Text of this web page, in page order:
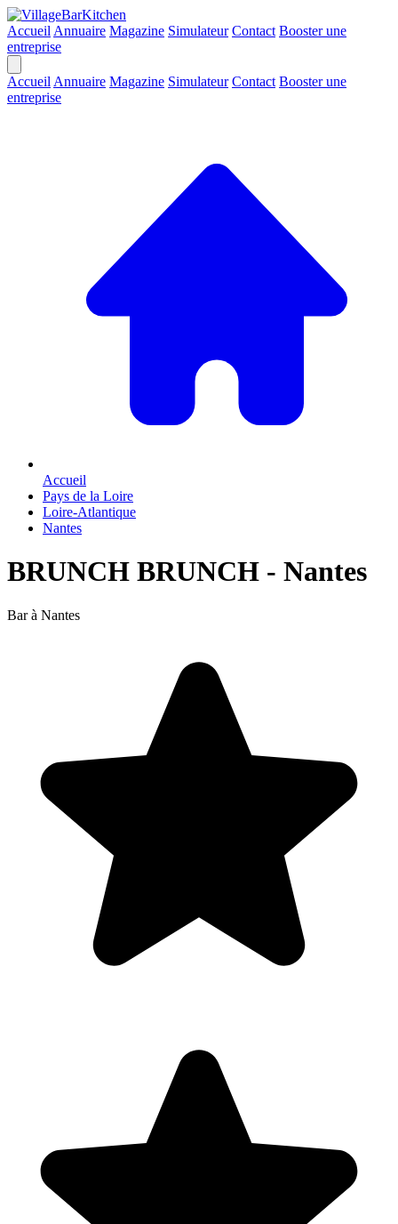
Accueil Annuaire Magazine Simulateur Contact Booster une
entreprise
Accueil Annuaire Magazine Simulateur Contact Booster une
entreprise
Accueil
Pays de la Loire
Loire-Atlantique
Nantes
BRUNCH BRUNCH - Nantes
Bar à Nantes